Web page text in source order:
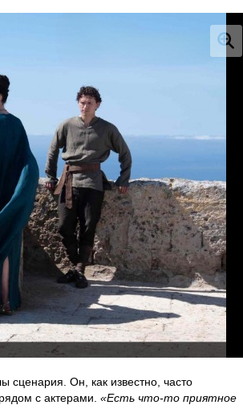
сценария. Он, как известно, часто
с актерами. «Есть что-то приятное